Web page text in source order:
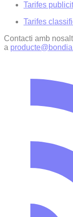
Tarifes
Tarifes
Contacti amb
a